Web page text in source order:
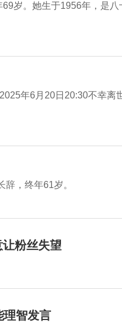
岁。她生于1956年，是八
年6月20日20:30不幸离
，终年61岁。
粉丝失望
理智发言